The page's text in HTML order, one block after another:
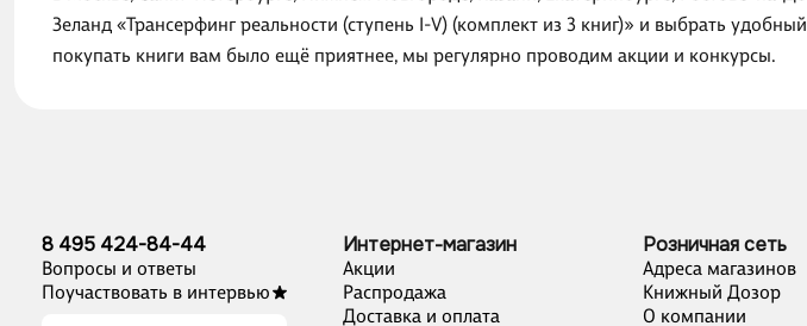
Зеланд «Трансерфинг реальности (ступень I-V) (комплект из 3 книг)» и выбрать
покупать книги вам было ещё приятнее, мы регулярно проводим акции и конкурсы.
8 495 424-84-44
Вопросы и ответы
Поучаствовать в интервью
Интернет-магазин
Акции
Распродажа
Доставка и оплата
Розничная сеть
Адреса магазинов
Книжный Дозор
О компании